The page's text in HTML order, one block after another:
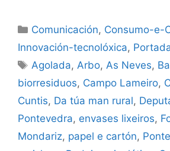
Comunicación, Consumo-e-
Innovación-tecnolóxica,
Agolada,Arbo,As Neves,
biorresiduos, Campo Lameiro,
Cuntis, Da túa man rural,
Pontevedra, envases lixeiros,
Mondariz, papel e cartón,